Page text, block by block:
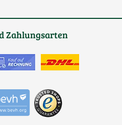
Zahlungsarten